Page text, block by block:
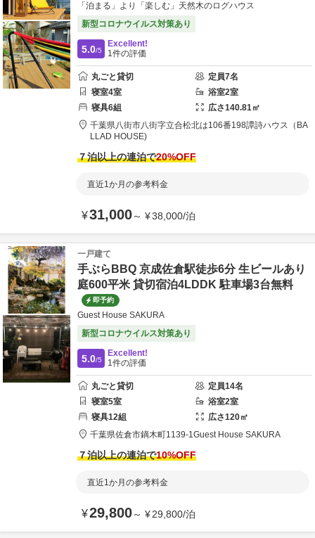
「泊まる」より「楽しむ」天然木のログハウス
新型コロナウイルス対策あり
5.0/5
Excellent!
1件の評価
丸ごと貸切 定員7名
寝室4室 浴室2室
寝具6組 広さ140.81㎡
千葉県八街市八街字立合松北は106番198譚詩ハウス（BA
LLAD HOUSE)
７泊以上の連泊で20%OFF
直近1か月の参考料金
¥31,000～ ¥38,000/泊
一戸建て
手ぶらBBQ 京成佐倉駅徒歩6分 生ビールあり
庭600平米 貸切宿泊4LDDK 駐車場3台無料
即予約
Guest House SAKURA
新型コロナウイルス対策あり
5.0/5
Excellent!
1件の評価
丸ごと貸切 定員14名
寝室5室 浴室2室
寝具12組 広さ120㎡
千葉県佐倉市鏑木町1139-1Guest House SAKURA
７泊以上の連泊で10%OFF
直近1か月の参考料金
¥29,800～ ¥29,800/泊